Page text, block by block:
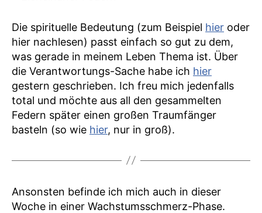
Die spirituelle Bedeutung (zum Beispiel hier oder
hier nachlesen) passt einfach so gut zu dem,
was gerade in meinem Leben Thema ist. Über
die Verantwortungs-Sache habe ich hier
gestern geschrieben. Ich freu mich jedenfalls
total und möchte aus all den gesammelten
Federn später einen großen Traumfänger
basteln (so wie hier, nur in groß).
Ansonsten befinde ich mich auch in dieser
Woche in einer Wachstumsschmerz-Phase.